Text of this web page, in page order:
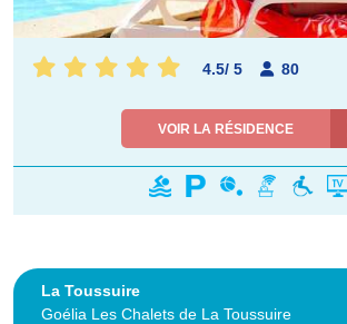
4.5/ 5 80
VOIR LA RÉSIDENCE
La Toussuire
Goélia Les Chalets de La Toussuire